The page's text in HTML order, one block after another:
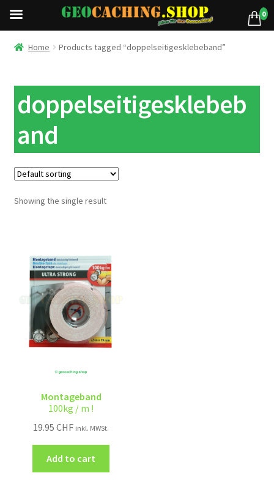
Home Products tagged “doppelseitigesklebeband”
doppelseitigesklebeb
and
Showing the single result
Montageband
100kg / m !
19.95CHF inkl. MWSt.
Add to cart
0